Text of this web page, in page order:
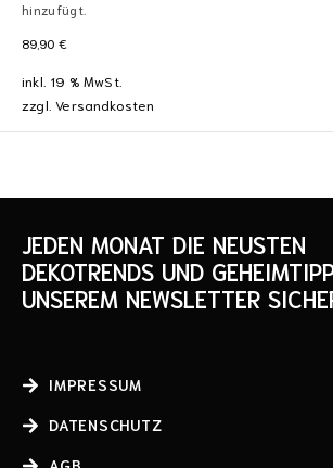
hinzufügt.
89,90 €
inkl. 19 % MwSt.
zzgl.Versandkosten
JEDEN MONAT DIE NEUSTEN
DEKOTRENDS UND
UNSEREM NEWSLETTER
IMPRESSUM
DATENSCHUTZ